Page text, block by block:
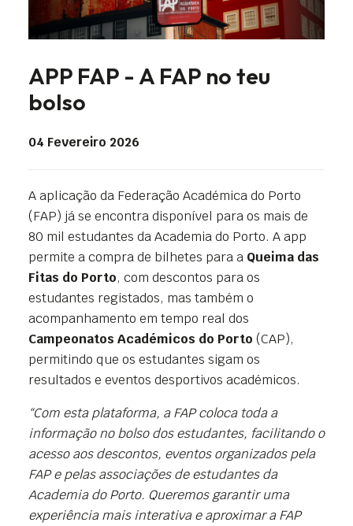
APP FAP - A FAP no teu
bolso
04 Fevereiro 2026
A aplicação da Federação Académica do Porto
(FAP) já se encontra disponível para os mais de
80 mil estudantes da Academia do Porto. A app
permite a compra de bilhetes para a Queima das
Fitas do Porto, com descontos para os
estudantes registados, mas também o
acompanhamento em tempo real dos
Campeonatos Académicos do Porto (CAP),
permitindo que os estudantes sigam os
resultados e eventos desportivos académicos.
“Com esta plataforma, a FAP coloca toda a
informação no bolso dos estudantes, facilitando o
acesso aos descontos, eventos organizados pela
FAP e pelas associações de estudantes da
Academia do Porto. Queremos garantir uma
experiência mais interativa e aproximar a FAP